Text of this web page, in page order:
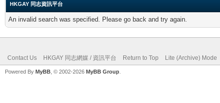
HKGAY 同志資訊平台
An invalid search was specified. Please go back and try again.
Contact Us HKGAY 同志網媒 / 資訊平台 Return to Top Lite (Archive) Mode
Powered By MyBB , © 2002-2026 MyBB Group